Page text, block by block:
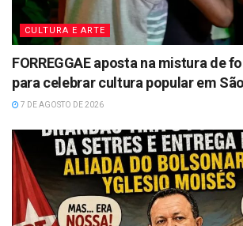
CULTURA E ARTE
FORREGGAE aposta na mistura de
para celebrar cultura popular em
7 DE AGOSTO DE 2026